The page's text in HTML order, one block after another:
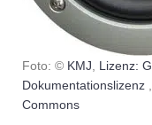
Foto: © KMJ
Lizenz:
Dokumentationslizenz
Commons